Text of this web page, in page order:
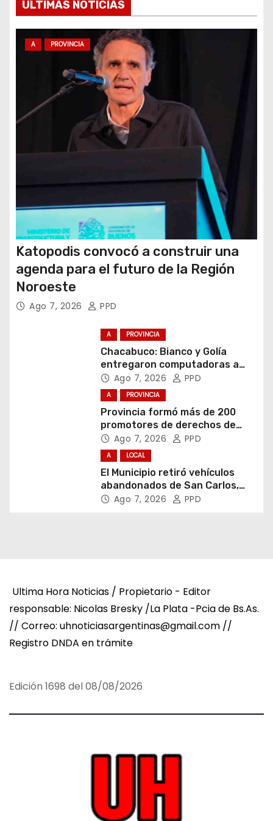
n
d
a
ULTIMAS NOTICIAS
A PROVINCIA
Katopodis convocó a construir una
agenda para el futuro de la Región
Noroeste
Ago 7, 2026 PPD
A PROVINCIA
Chacabuco: Bianco y Golía
entregaron computadoras a
estudiantes
Ago 7, 2026 PPD
A PROVINCIA
Provincia formó más de 200
promotores de derechos de
niñas, niños y adolescentes
Ago 7, 2026 PPD
A LOCAL
El Municipio retiró vehículos
abandonados de San Carlos,
Olmos y el casco urbano
Ago 7, 2026 PPD
Ultima Hora Noticias / Propietario - Editor
responsable: Nicolas Bresky /La Plata -Pcia de Bs.As.
// Correo: uhnoticiasargentinas@gmail.com //
Registro DNDA en trámite
Edición 1698 del 08/08/2026